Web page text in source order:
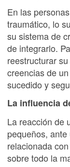
En las
traumático, lo
su sistema de
de integrarlo.
reestructurar
creencias de
sucedido y
La influencia
La reacción de
pequeños,
relacionada
sobre todo la